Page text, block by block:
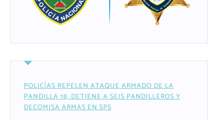
POLICÍAS REPELEN ATAQUE ARMADO DE LA
PANDILLA 18, DETIENE A SEIS PANDILLEROS Y
DECOMISA ARMAS EN SPS